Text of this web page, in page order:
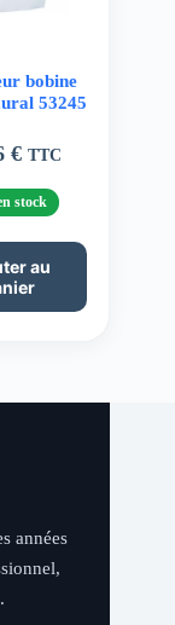
bobine
53245
€ TTC
stock
au
années